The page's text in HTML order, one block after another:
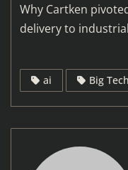
Why Cartken
delivery to
ai Big